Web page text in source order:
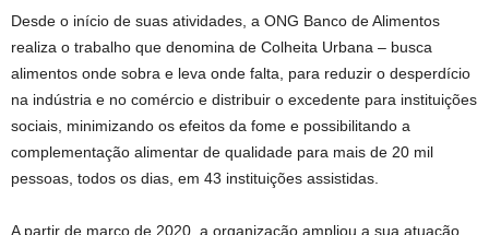
Desde o início de suas atividades, a ONG Banco de Alimentos
realiza o trabalho que denomina de Colheita Urbana – busca
alimentos onde sobra e leva onde falta, para reduzir o desperdício
na indústria e no comércio e distribuir o excedente para instituições
sociais, minimizando os efeitos da fome e possibilitando a
complementação alimentar de qualidade para mais de 20 mil
pessoas, todos os dias, em 43 instituições assistidas.
A partir de março de 2020, a organização ampliou a sua atuação